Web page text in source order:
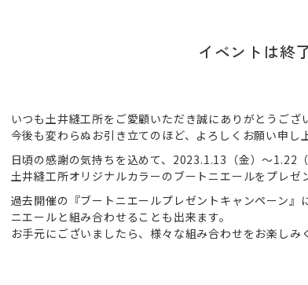
イベントは終
いつも土井縫工所をご愛顧いただき誠にありがとうござ
今後も変わらぬお引き立てのほど、よろしくお願い申し
日頃の感謝の気持ちを込めて、2023.1.13（金）～1.22
土井縫工所オリジナルカラーのブートニエールをプレゼ
過去開催の『ブートニエールプレゼントキャンペーン
ニエールと組み合わせることも出来ます。
お手元にございましたら、様々な組み合わせをお楽しみ